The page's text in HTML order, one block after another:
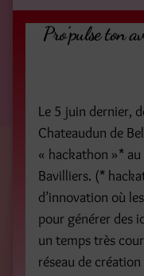
Pro’pulse ton
Le 5 juin dernier,
Chateaudun de
« hackathon »*
Bavilliers. (*
d’innovation où
pour générer des
un temps très
réseau de